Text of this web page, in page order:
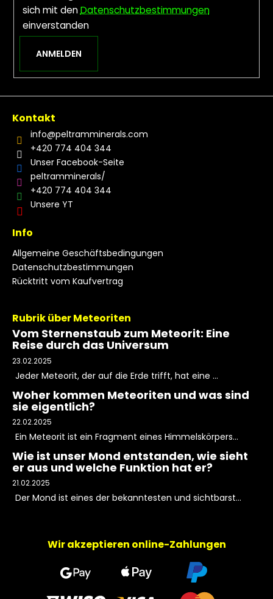
sich mit denDatenschutzbestimmungen
einverstanden
ANMELDEN
Kontakt
info@peltramminerals.com
+420 774 404 344
Unser Facebook-Seite
peltramminerals/
+420 774 404 344
Unsere YT
Info
Allgemeine Geschäftsbedingungen
Datenschutzbestimmungen
Rücktritt vom Kaufvertrag
Rubrik über Meteoriten
Vom Sternenstaub zum Meteorit: Eine
Reise durch das Universum
23.02.2025
Jeder Meteorit, der auf die Erde trifft, hat eine ...
Woher kommen Meteoriten und was sind
sie eigentlich?
22.02.2025
Ein Meteorit ist ein Fragment eines Himmelskörpers...
Wie ist unser Mond entstanden, wie sieht
er aus und welche Funktion hat er?
21.02.2025
Der Mond ist eines der bekanntesten und sichtbarst...
Wir akzeptieren online-Zahlungen